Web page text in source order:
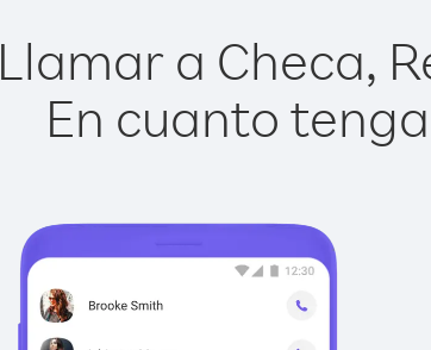
Llamar a Checa,
En cuanto